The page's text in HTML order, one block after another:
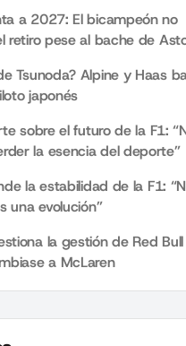
a 2027: El bicampeón no
retiro pese al bache de
Tsunoda? Alpine y Haas
japonés
sobre el futuro de la F1:
la esencia del deporte”
la estabilidad de la F1:
una evolución”
la gestión de Red
a McLaren